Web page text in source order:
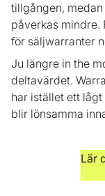
tillgången,
påverkas mindre.
för säljwarranter
Ju längre in the
deltavärdet.
har istället ett
blir lönsamma
Lär